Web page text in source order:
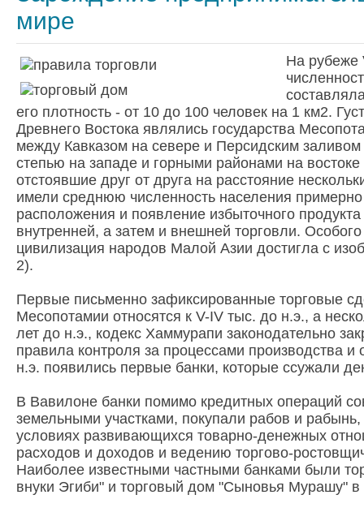
мире
На рубеже
его плотность - от 10 до 100 человек на 1 км2.
Древнего Востока являлись государства
между Кавказом на севере и Персидским
степью на западе и горными районами на
отстоявшие друг от друга на расстояние
имели среднюю численность населения
расположения и появление избыточного
внутренней, а затем и внешней торговли.
цивилизация народов Малой Азии достигла с
2).
Первые письменно зафиксированные торговые
Месопотамии относятся к V-IV тыс. до н.э., а
лет до н.э., кодекс Хаммурапи законодательно
правила контроля за процессами производства
н.э. появились первые банки, которые ссужали
В Вавилоне банки помимо кредитных операций
земельными участками, покупали рабов и
условиях развивающихся товарно-денежных
расходов и доходов и ведению торгово-
Наиболее известными частными банками были
внуки Эгиби" и торговый дом "Сыновья Мурашу"